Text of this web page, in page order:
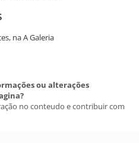
na A Galeria
ou alterações
no conteudo e contribuir com